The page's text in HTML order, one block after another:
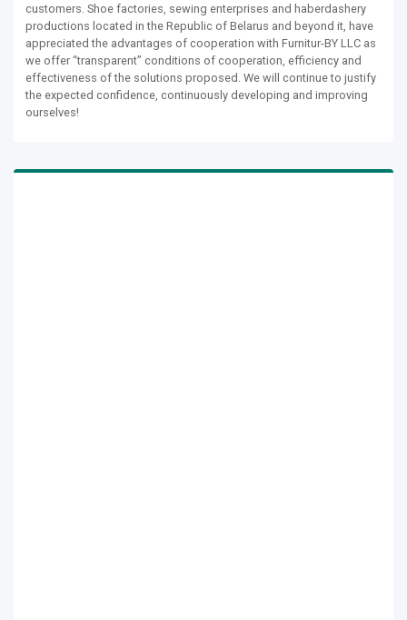
customers. Shoe factories, sewing enterprises and haberdashery
productions located in the Republic of Belarus and beyond it, have
appreciated the advantages of cooperation with Furnitur-BY LLC as
we offer “transparent” conditions of cooperation, efficiency and
effectiveness of the solutions proposed. We will continue to justify
the expected confidence, continuously developing and improving
ourselves!